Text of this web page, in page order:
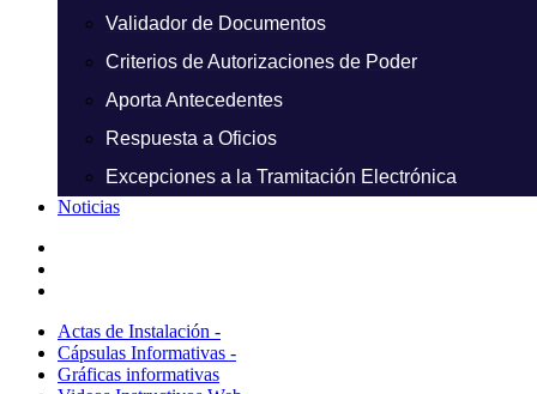
Validador de Documentos
Criterios de Autorizaciones de Poder
Aporta Antecedentes
Respuesta a Oficios
Excepciones a la Tramitación Electrónica
Noticias
Actas de Instalación -
Cápsulas Informativas -
Gráficas informativas